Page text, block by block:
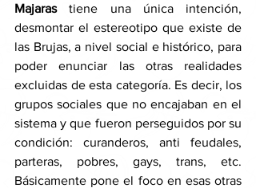
Majaras tiene una única intención,
desmontar el estereotipo que existe de
las Brujas, a nivel social e histórico, para
poder enunciar las otras realidades
excluidas de esta categoría. Es decir, los
grupos sociales que no encajaban en el
sistema y que fueron perseguidos por su
condición: curanderos, anti feudales,
parteras, pobres, gays, trans, etc.
Básicamente pone el foco en esas otras